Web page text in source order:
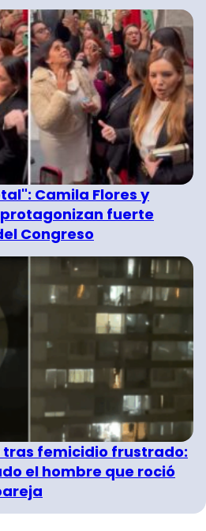
Camila Flores y
fuerte
Congreso
femicidio frustrado:
el hombre que roció